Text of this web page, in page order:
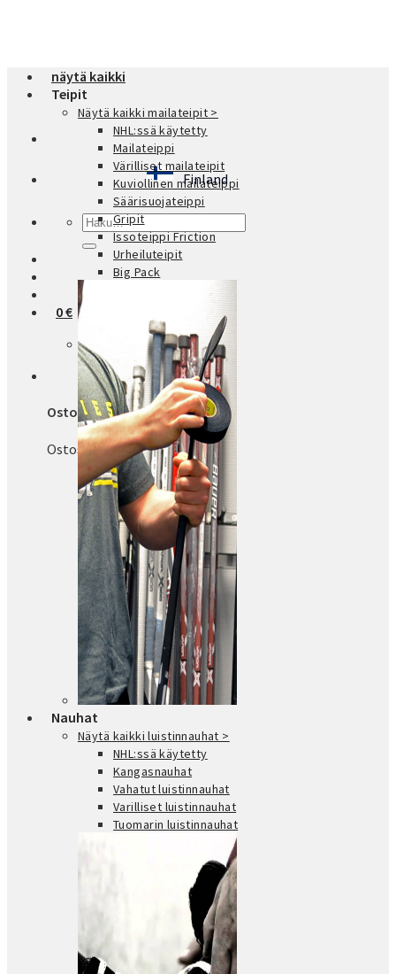
Finland
Etsi:
0€
Ostoskori on tyhjä.
Ostoskori
Ostoskori on tyhjä.
näytä kaikki
Teipit
Näytä kaikki mailateipit >
NHL:ssä käytetty
Mailateippi
Värilliset mailateipit
Kuviollinen mailateippi
Säärisuojateippi
Gripit
Issoteippi Friction
Urheiluteipit
Big Pack
Nauhat
Näytä kaikki luistinnauhat >
NHL:ssä käytetty
Kangasnauhat
Vahatut luistinnauhat
Varilliset luistinnauhat
Tuomarin luistinnauhat